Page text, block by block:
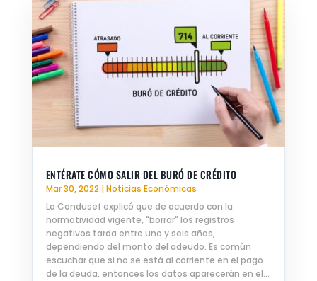
ENTÉRATE CÓMO SALIR DEL BURÓ DE CRÉDITO
Mar 30, 2022| Noticias Económicas
La Condusef explicó que de acuerdo con la
normatividad vigente, "borrar" los registros
negativos tarda entre uno y seis años,
dependiendo del monto del adeudo. Es común
escuchar que si no se está al corriente en el pago
de la deuda, entonces los datos aparecerán en el...